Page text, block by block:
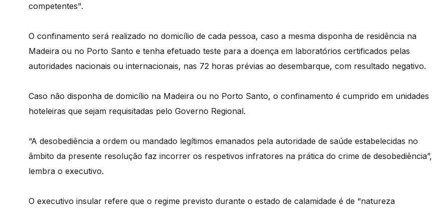
competentes".
O confinamento será realizado no domicílio de cada pessoa, caso a mesma disponha de residência na
Madeira ou no Porto Santo e tenha efetuado teste para a doença em laboratórios certificados pelas
autoridades nacionais ou internacionais, nas 72 horas prévias ao desembarque, com resultado negativo.
Caso não disponha de domicílio na Madeira ou no Porto Santo, o confinamento é cumprido em unidades
hoteleiras que sejam requisitadas pelo Governo Regional.
“A desobediência a ordem ou mandado legítimos emanados pela autoridade de saúde estabelecidas no
âmbito da presente resolução faz incorrer os respetivos infratores na prática do crime de desobediência”,
lembra o executivo.
O executivo insular refere que o regime previsto durante o estado de calamidade é de “natureza